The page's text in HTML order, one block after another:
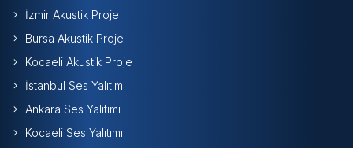
İzmir Akustik Proje
Bursa Akustik Proje
Kocaeli Akustik Proje
İstanbul Ses Yalıtımı
Ankara Ses Yalıtımı
Kocaeli Ses Yalıtımı